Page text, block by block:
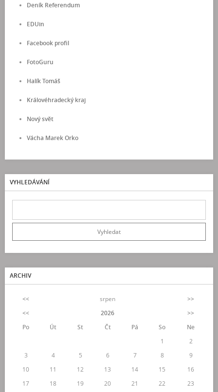
Deník Referendum
EDUin
Facebook profil
FotoGuru
Halík Tomáš
Královéhradecký kraj
Nový svět
Vácha Marek Orko
VYHLEDÁVÁNÍ
ARCHIV
<< srpen
>>
<<
2026
>>
Po
Út St Čt Pá So
Ne
1
2
3
4 5 6 7 8
9
10
11 12 13 14 15
16
17
18 19 20 21 22 23